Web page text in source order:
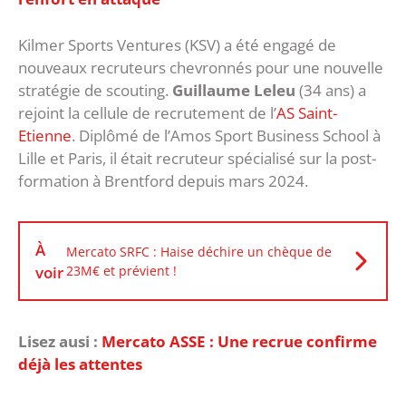
Kilmer Sports Ventures (KSV) a été engagé de
nouveaux recruteurs chevronnés pour une nouvelle
stratégie de scouting. Guillaume Leleu (34 ans) a
rejoint la cellule de recrutement de l’AS Saint-
Etienne. Diplômé de l’Amos Sport Business School à
Lille et Paris, il était recruteur spécialisé sur la post-
formation à Brentford depuis mars 2024.
À
voir
Mercato SRFC : Haise déchire un chèque de
23M€ et prévient !
Lisez ausi : Mercato ASSE : Une recrue confirme
déjà les attentes